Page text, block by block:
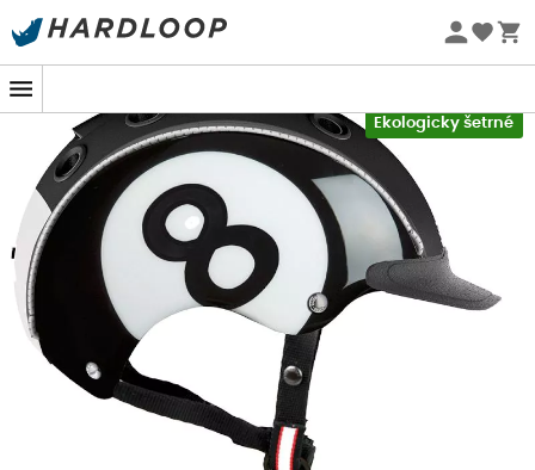
Letní akce 🔥 -5 % EXTRA při nákupu 2 produktů* s kódem
Ekologicky šetrné